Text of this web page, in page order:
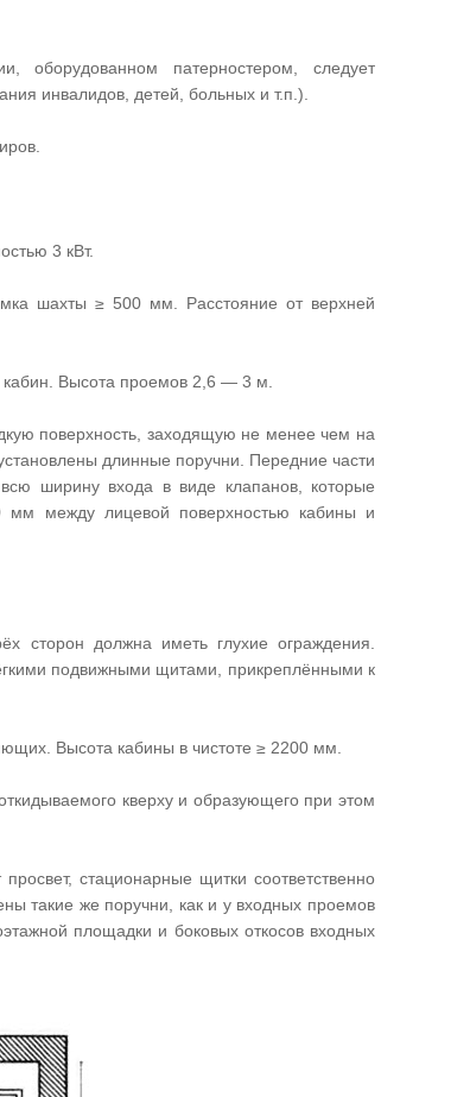
оборудованном патерностером, следует
инвалидов, детей, больных и т.п.).
3 кВт.
шахты ≥ 500 мм. Расстояние от верхней
Высота проемов 2,6 — 3 м.
поверхность, заходящую не менее чем на
длинные поручни. Передние части
ширину входа в виде клапанов, которые
мм между лицевой поверхностью кабины и
сторон должна иметь глухие ограждения.
подвижными щитами, прикреплёнными к
Высота кабины в чистоте ≥ 2200 мм.
кверху и образующего при этом
стационарные щитки соответственно
такие же поручни, как и у входных проемов
площадки и боковых откосов входных